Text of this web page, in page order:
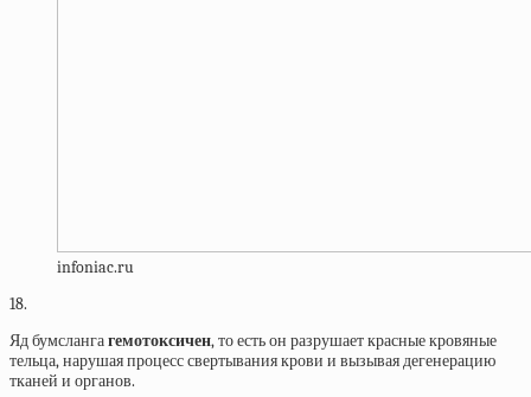
infoniac.ru
18.
Яд бумслангагемотоксичен, то есть он разрушает красные кровяные
тельца, нарушая процесс свертывания крови и вызывая дегенерацию
тканей и органов.